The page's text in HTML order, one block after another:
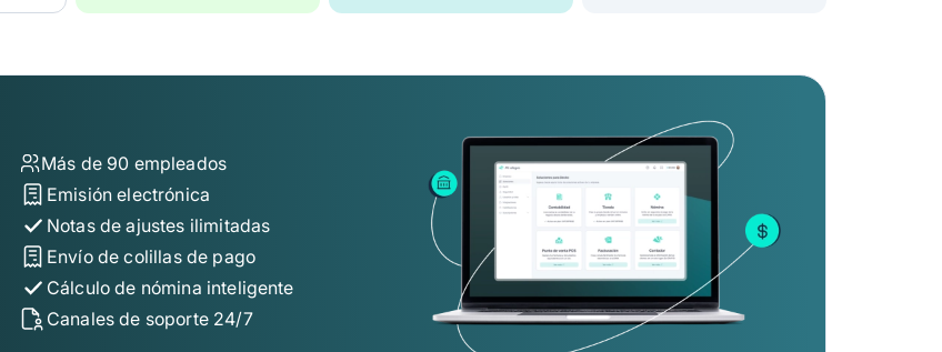
Más de 90 empleados
Emisión electrónica
Notas de ajustes ilimitadas
Envío de colillas de pago
Cálculo de nómina inteligente
Canales de soporte 24/7